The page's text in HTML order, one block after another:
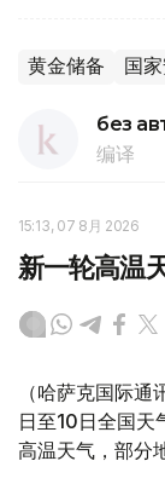
黄金储备 国
без
编译
15:13, 07 8月 2026
新一轮高温
（哈萨克国际
日至10日全国天
高温天气，部分